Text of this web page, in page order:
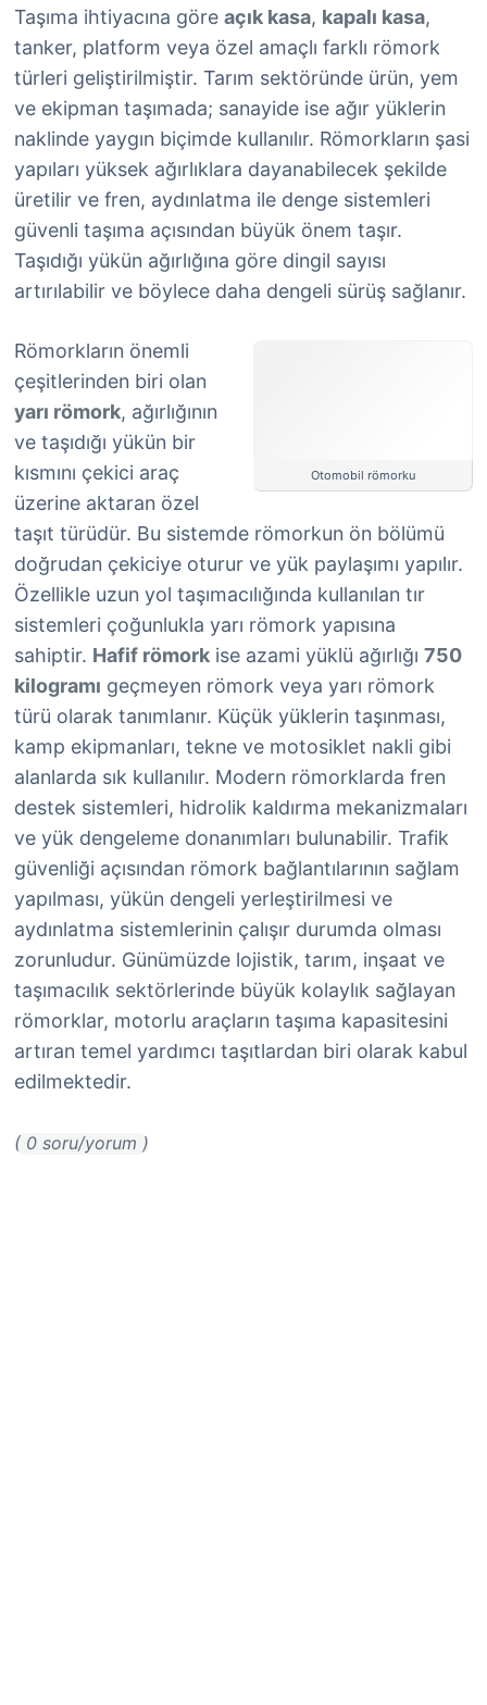
Taşıma ihtiyacına göre açık kasa, kapalı kasa,
tanker, platform veya özel amaçlı farklı römork
türleri geliştirilmiştir. Tarım sektöründe ürün, yem
ve ekipman taşımada; sanayide ise ağır yüklerin
naklinde yaygın biçimde kullanılır. Römorkların şasi
yapıları yüksek ağırlıklara dayanabilecek şekilde
üretilir ve fren, aydınlatma ile denge sistemleri
güvenli taşıma açısından büyük önem taşır.
Taşıdığı yükün ağırlığına göre dingil sayısı
artırılabilir ve böylece daha dengeli sürüş sağlanır.
Otomobil römorku
Römorkların önemli
çeşitlerinden biri olan
yarı römork, ağırlığının
ve taşıdığı yükün bir
kısmını çekici araç
üzerine aktaran özel
taşıt türüdür. Bu sistemde römorkun ön bölümü
doğrudan çekiciye oturur ve yük paylaşımı yapılır.
Özellikle uzun yol taşımacılığında kullanılan tır
sistemleri çoğunlukla yarı römork yapısına
sahiptir. Hafif römork ise azami yüklü ağırlığı 750
kilogramı geçmeyen römork veya yarı römork
türü olarak tanımlanır. Küçük yüklerin taşınması,
kamp ekipmanları, tekne ve motosiklet nakli gibi
alanlarda sık kullanılır. Modern römorklarda fren
destek sistemleri, hidrolik kaldırma mekanizmaları
ve yük dengeleme donanımları bulunabilir. Trafik
güvenliği açısından römork bağlantılarının sağlam
yapılması, yükün dengeli yerleştirilmesi ve
aydınlatma sistemlerinin çalışır durumda olması
zorunludur. Günümüzde lojistik, tarım, inşaat ve
taşımacılık sektörlerinde büyük kolaylık sağlayan
römorklar, motorlu araçların taşıma kapasitesini
artıran temel yardımcı taşıtlardan biri olarak kabul
edilmektedir.
( 0 soru/yorum )